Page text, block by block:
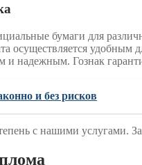
бумаги для
осуществляется
и надежным. Гознак
и без рисков
с нашими услугами.